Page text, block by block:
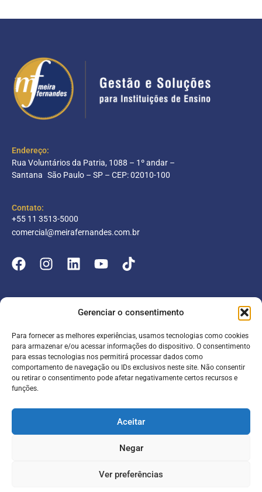
Gerenciar o consentimento
Para fornecer as melhores experiências, usamos tecnologias como cookies
para armazenar e/ou acessar informações do dispositivo. O consentimento
para essas tecnologias nos permitirá processar dados como
comportamento de navegação ou IDs exclusivos neste site. Não consentir
ou retirar o consentimento pode afetar negativamente certos recursos e
funções.
Aceitar
Negar
Ver preferências
Endereço:
Rua Voluntários da Patria, 1088 – 1º andar –
Santana São Paulo – SP – CEP: 02010-100
Contato:
+55 11 3513-5000
comercial@meirafernandes.com.br
Parceiros
Blog
Contato
Portal do Colaborador
Entrar
Serviços
Meira online
Contabilidade para escolas
Termos de serviço